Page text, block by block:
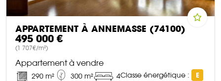
APPARTEMENT À ANNEMASSE (74100)
495 000 €
(1 707€/m²)
Appartement à vendre
290 m² 300 m² 4Classe énergétique : E